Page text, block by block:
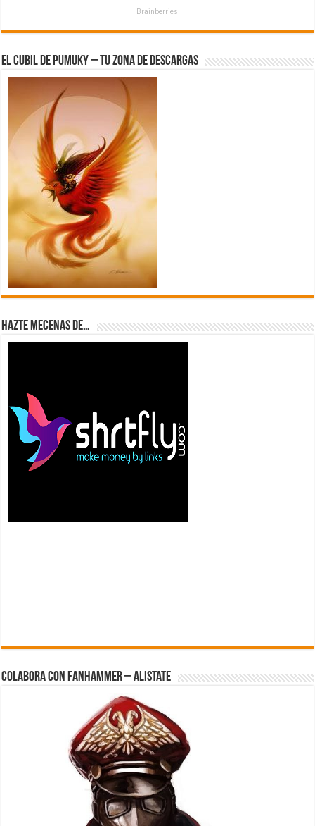
Brainberries
El Cubil de Pumuky – Tu zona de Descargas
Hazte Mecenas de…
Colabora con FanHammer – Alistate